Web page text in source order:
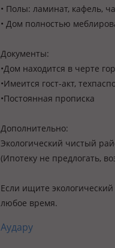
• Полы: ламинат, кафель,
• Дом полностью
Документы:
•Дом находится в черте
•Имеится гост-акт,
•Постоянная прописка
Дополнительно:
Экологический чистый
(Ипотеку не предлогать,
Если ищите
любое время.
Аудару